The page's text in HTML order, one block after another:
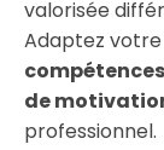
valorisée
Adaptez
de
professionnel.